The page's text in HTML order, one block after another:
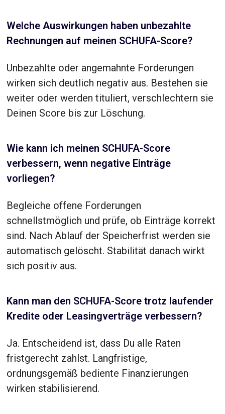
Welche Auswirkungen haben unbezahlte
Rechnungen auf meinen SCHUFA-Score?
Unbezahlte oder angemahnte Forderungen
wirken sich deutlich negativ aus. Bestehen sie
weiter oder werden tituliert, verschlechtern sie
Deinen Score bis zur Löschung.
Wie kann ich meinen SCHUFA-Score
verbessern, wenn negative Einträge
vorliegen?
Begleiche offene Forderungen
schnellstmöglich und prüfe, ob Einträge korrekt
sind. Nach Ablauf der Speicherfrist werden sie
automatisch gelöscht. Stabilität danach wirkt
sich positiv aus.
Kann man den SCHUFA-Score trotz laufender
Kredite oder Leasingverträge verbessern?
Ja. Entscheidend ist, dass Du alle Raten
fristgerecht zahlst. Langfristige,
ordnungsgemäß bediente Finanzierungen
wirken stabilisierend.